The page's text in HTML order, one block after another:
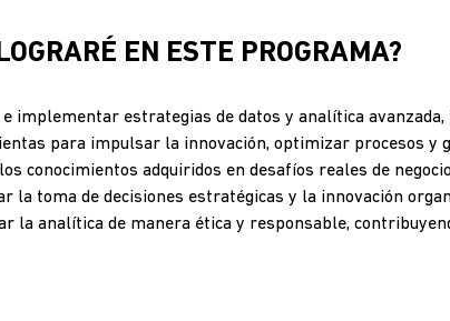
EN ESTE PROGRAMA?
e implementar estrategias de datos y analítica
para impulsar la innovación, optimizar procesos y
conocimientos adquiridos en desafíos reales de
la toma de decisiones estratégicas y la innovación
la analítica de manera ética y responsable,